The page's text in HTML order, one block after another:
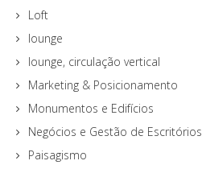
Loft
lounge
lounge, circulação vertical
Marketing & Posicionamento
Monumentos e Edifícios
Negócios e Gestão de Escritórios
Paisagismo